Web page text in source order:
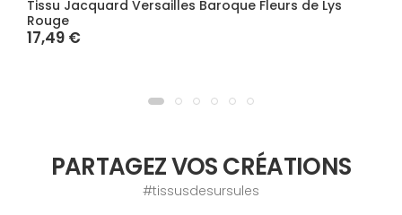
Tissu Jacquard Versailles Baroque Fleurs de Lys
Rouge
17,49 €
PARTAGEZ VOS CRÉATIONS
#tissusdesursules